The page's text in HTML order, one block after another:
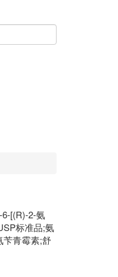
[(R)-2-氨
标准品;氨
青霉素;舒